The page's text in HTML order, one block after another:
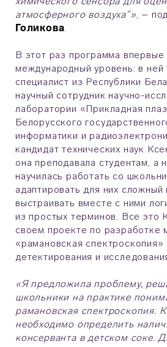
атмосферного воздуха”», –
Голикова.
В этот раз программа
международный уровень: в ней
специалист из Республики
научный сотрудник научно-
лаборатории «Прикладная
Белорусского
информатики и
кандидат технических наук
она преподавала студентам, а
научилась работать со
адаптировать для них сложный
выстраивать вместе с ними
из простых терминов. Все это
своем проекте по разработке
«рамановская
детектирования и
«Я предложила проблему,
школьники на практике
рамановская спектроскопия.
необходимо определить
консерванта в детском соке.